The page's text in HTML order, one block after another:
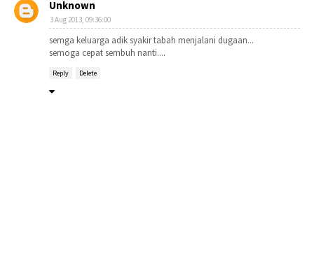
Unknown
3 Aug 2013, 09:36:00
semga keluarga adik syakir tabah menjalani dugaan...
semoga cepat sembuh nanti....
Reply Delete